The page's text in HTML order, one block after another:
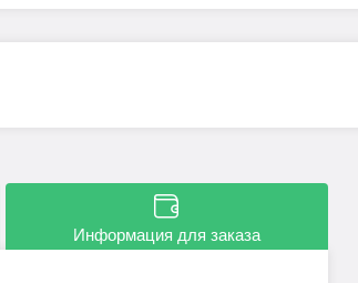
Информация для заказа